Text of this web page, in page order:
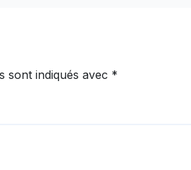
sont indiqués avec *